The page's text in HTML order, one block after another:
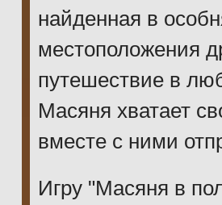
найденная в
местоположения
путешествие в
Масяня хватает
вместе с ними
Игру "Масяня в